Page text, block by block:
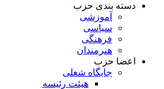
دسته بندی حزب
آموزشی
سیاسی
فرهنگی
هنرمندان
اعضا حزب
جایگاه شغلی
هیئت رئیسه